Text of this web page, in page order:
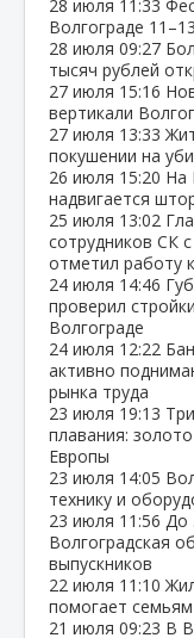
28 июля 11:33
Волгограде
28 июля 09:27
тысяч рублей
27 июля 15:16
вертикали
27 июля 13:33
покушении на
26 июля 15:20 На
надвигается
25 июля 13:02
сотрудников СК
отметил работу
24 июля 14:46
проверил
Волгограде
24 июля 12:22
активно
рынка труда
23 июля 19:13
плавания:
Европы
23 июля 14:05
технику и
23 июля 11:56 До
Волгоградская
выпускников
22 июля 11:10
помогает
21 июля 09:23 В